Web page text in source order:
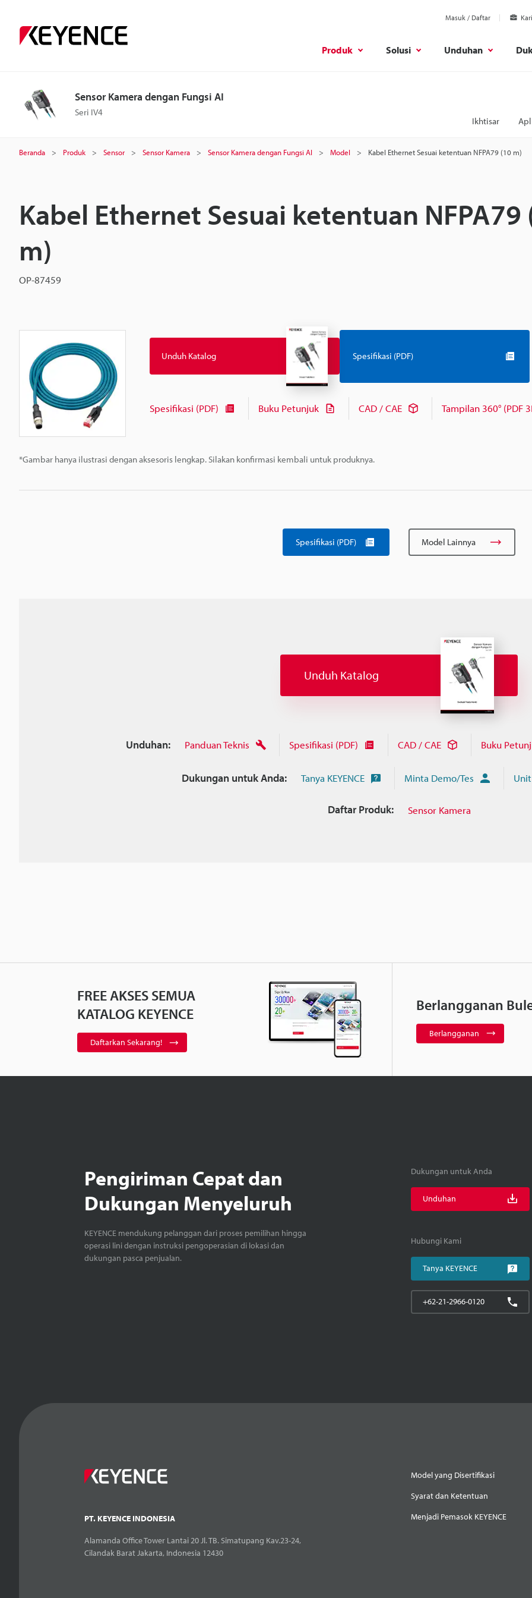
Masuk / Daftar
Produk Solusi Unduhan
Sensor Kamera dengan Fungsi AI
Seri IV4
Ikhtisar
Beranda Produk Sensor Sensor Kamera Sensor Kamera dengan Fungsi AI Model Kabel Ethernet Sesuai ketentuan NFPA79 (10 m)
Kabel Ethernet Sesuai ketentuan NFPA79
m)
OP-87459
*Gambar hanya ilustrasi dengan aksesoris lengkap. Silakan konfirmasi kembali untuk produknya.
Unduh Katalog Spesifikasi (PDF)
Spesifikasi (PDF) Buku Petunjuk CAD / CAE Tampilan 360° (PDF
Spesifikasi (PDF) Model Lainnya
Unduh Katalog
Unduhan: Panduan Teknis Spesifikasi (PDF) CAD / CAE Buku
Dukungan untuk Anda: Tanya KEYENCE Minta Demo/Tes
Daftar Produk: Sensor Kamera
FREE AKSES SEMUA
KATALOG KEYENCE
Daftarkan Sekarang!
Berlangganan
Berlangganan
Pengiriman Cepat dan
Dukungan Menyeluruh
KEYENCE mendukung pelanggan dari proses pemilihan hingga
operasi lini dengan instruksi pengoperasian di lokasi dan
dukungan pasca penjualan.
Dukungan untuk Anda
Unduhan
Hubungi Kami
Tanya KEYENCE
+62-21-2966-0120
PT. KEYENCE INDONESIA
Alamanda Office Tower Lantai 20 Jl. TB. Simatupang Kav.23-24,
Cilandak Barat Jakarta, Indonesia 12430
Model yang Disertifikasi
Syarat dan Ketentuan
Menjadi Pemasok KEYENCE